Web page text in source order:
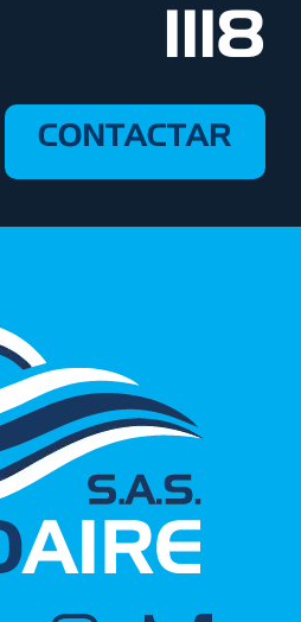
1118
CONTACTAR